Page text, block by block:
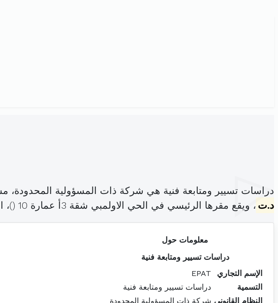
دراسات تسيير ومتابعة فنية هي شركة ذات المسؤولية المحدودة،
د.ت ، ويقع مقرها الرئيسي في الحي الاولمبي شقة 3أ عمارة 10 ( )،
معلومات حول
دراسات تسيير ومتابعة فنية
الإسم التجاري
EPAT
التسمية
دراسات تسيير ومتابعة فنية
النظام القانوني شركة ذات المسؤولية المحدودة